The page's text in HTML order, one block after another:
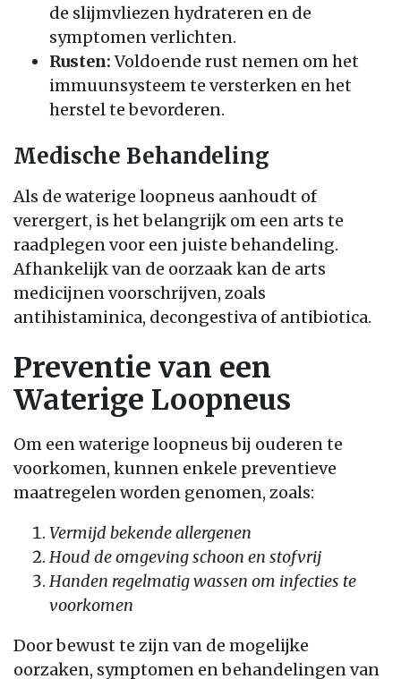
de slijmvliezen hydrateren en de
symptomen verlichten.
Rusten:Voldoende rust nemen om het
immuunsysteem te versterken en het
herstel te bevorderen.
Medische Behandeling
Als de waterige loopneus aanhoudt of
verergert, is het belangrijk om een arts te
raadplegen voor een juiste behandeling.
Afhankelijk van de oorzaak kan de arts
medicijnen voorschrijven, zoals
antihistaminica, decongestiva of antibiotica.
Preventie van een
Waterige Loopneus
Om een waterige loopneus bij ouderen te
voorkomen, kunnen enkele preventieve
maatregelen worden genomen, zoals:
Vermijd bekende allergenen
Houd de omgeving schoon en stofvrij
Handen regelmatig wassen om infecties te
voorkomen
Door bewust te zijn van de mogelijke
oorzaken, symptomen en behandelingen van